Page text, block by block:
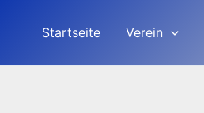
Startseite Verein